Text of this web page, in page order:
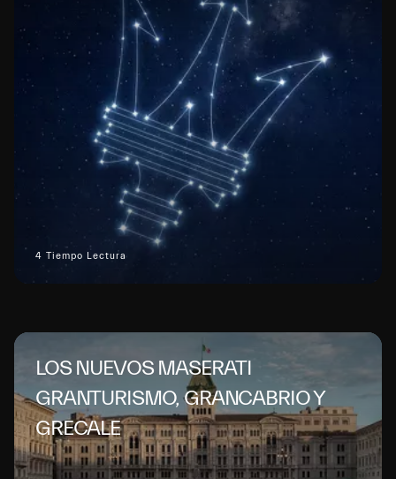
4 Tiempo Lectura
LOS NUEVOS MASERATI
GRANTURISMO, GRANCABRIO Y
GRECALE